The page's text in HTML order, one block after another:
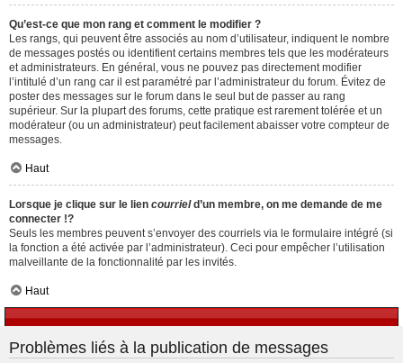
Qu’est-ce que mon rang et comment le modifier ?
Les rangs, qui peuvent être associés au nom d’utilisateur, indiquent le nombre
de messages postés ou identifient certains membres tels que les modérateurs
et administrateurs. En général, vous ne pouvez pas directement modifier
l’intitulé d’un rang car il est paramétré par l’administrateur du forum. Évitez de
poster des messages sur le forum dans le seul but de passer au rang
supérieur. Sur la plupart des forums, cette pratique est rarement tolérée et un
modérateur (ou un administrateur) peut facilement abaisser votre compteur de
messages.
Haut
Lorsque je clique sur le lien courrield’un membre, on me demande de me
connecter !?
Seuls les membres peuvent s’envoyer des courriels via le formulaire intégré (si
la fonction a été activée par l’administrateur). Ceci pour empêcher l’utilisation
malveillante de la fonctionnalité par les invités.
Haut
Problèmes liés à la publication de messages